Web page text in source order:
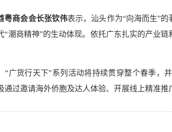
粤商会会长张钦伟表示，汕头作为“向海而生”
“潮商精神”的生动体现。依托广东扎实的产业
“广货行天下”系列活动将持续贯穿整个春季，
通过邀请海外侨胞及达人体验、开展线上精准推